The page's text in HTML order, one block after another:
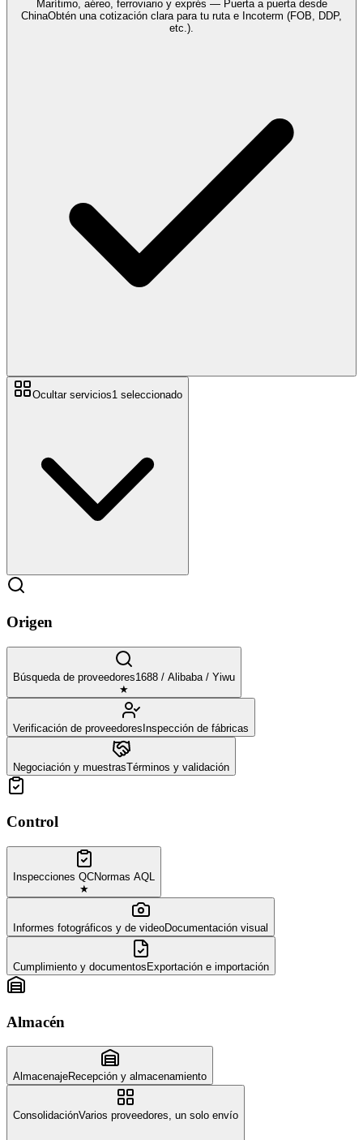
Marítimo, aéreo, ferroviario y exprés — Puerta a puerta desde
ChinaObtén una cotización clara para tu ruta e Incoterm (FOB, DDP,
etc.).
Ocultar servicios1 seleccionado
Origen
Búsqueda de proveedores1688 / Alibaba / Yiwu
★
Verificación de proveedoresInspección de fábricas
Negociación y muestrasTérminos y validación
Control
Inspecciones QCNormas AQL
★
Informes fotográficos y de videoDocumentación visual
Cumplimiento y documentos Exportación e importación
Almacén
AlmacenajeRecepción y almacenamiento
ConsolidaciónVarios proveedores, un solo envío